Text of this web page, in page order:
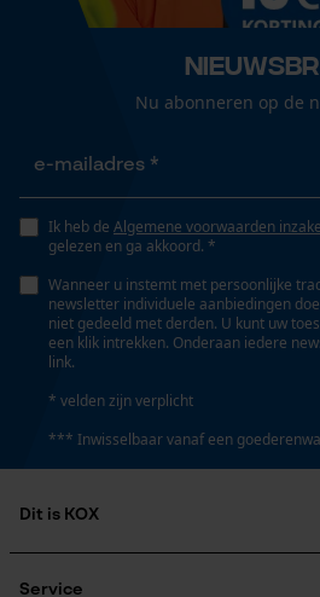
Nu abonneren op de
Ik heb de Algemene voorwaarden
gelezen en ga akkoord. *
Wanneer u instemt met persoonlijke
newsletter individuele aanbiedingen
niet gedeeld met derden. U kunt uw
een klik intrekken. Onderaan iedere
link.
* velden zijn verplicht
*** Inwisselbaar vanaf een
Dit is KOX
Maatschappelijke betrokkenheid
Service